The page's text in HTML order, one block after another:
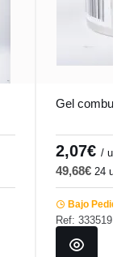
Gel
2,07€ / ud
49,68€ 24 ud
Bajo Pedido
Ref: 333519